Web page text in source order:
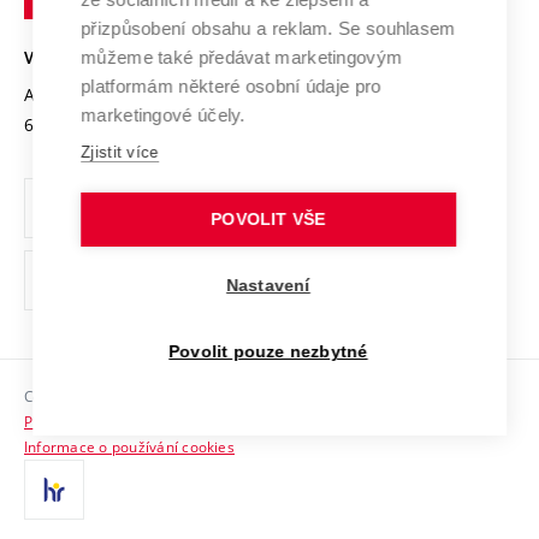
Open Science
Projekty
Projekty ze strukturálních fondů
Specifický výzkum
Univerzitní sítě
Bezpečná univerzita
Vyznamenání
Organizační struktura
Ochrana osobních údajů
odkaz)
Sociální bezpečí
HR Award
Kontakty
VYSOKÉ UČENÍ TECHNICKÉ V BRNĚ
Antonínská 548/1
602 00 Brno
www.vut.cz
vut@vutbr.cz
Copyright © 2026 VUT
Prohlášení o přístupnosti
Informace o používání cookies
přizpůsobení obsahu a reklam. Se souhlasem
můžeme také předávat marketingovým
platformám některé osobní údaje pro
marketingové účely.
Zjistit více
POVOLIT VŠE
Nastavení
Povolit pouze nezbytné